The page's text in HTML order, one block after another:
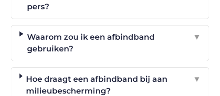
pers?
Waarom zou ik een afbindband
gebruiken?
▼
Hoe draagt een afbindband bij aan
milieubescherming?
▼